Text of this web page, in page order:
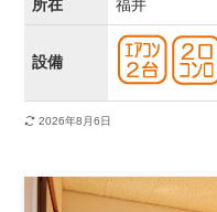
所在 福井
設備
2026年8月6日